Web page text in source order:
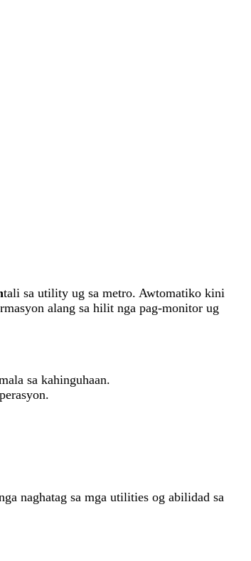
tali sa utility ug sa metro. Awtomatiko kini
alang sa hilit nga pag-monitor ug
sa kahinguhaan.
naghatag sa mga utilities og abilidad sa